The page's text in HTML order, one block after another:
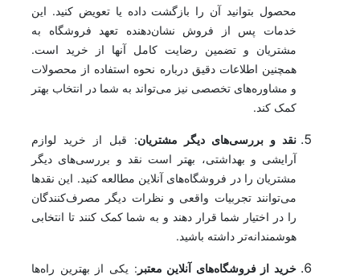
محصول بتوانید آن را بازگشت داده یا تعویض کنید. این
خدمات پس از فروش نشان‌دهنده تعهد فروشگاه به
مشتریان و تضمین رضایت کامل آنها از خرید است.
همچنین اطلاعات دقیق درباره نحوه استفاده از محصولات
و مشاوره‌های تخصصی نیز می‌تواند به شما در انتخاب بهتر
کمک کند.
نقد و بررسی‌های دیگر مشتریان: قبل از خرید لوازم
آرایشی و بهداشتی، بهتر است نقد و بررسی‌های دیگر
مشتریان را در فروشگاه‌های آنلاین مطالعه کنید. این نقدها
می‌توانند تجربیات واقعی و نظرات دیگر مصرف‌کنندگان
را در اختیار شما قرار دهند و به شما کمک کنند تا انتخابی
هوشمندانه‌تر داشته باشید.
خرید از فروشگاه‌های آنلاین معتبر : یکی از بهترین راه‌ها